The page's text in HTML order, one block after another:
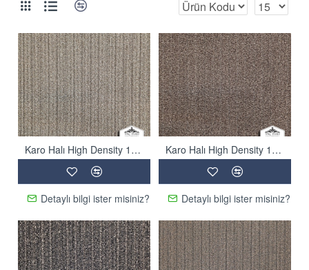
Karo Halı High Density 1601
Detaylı bilgi ister misiniz?
Karo Halı High Density 1602
Detaylı bilgi ister misiniz?